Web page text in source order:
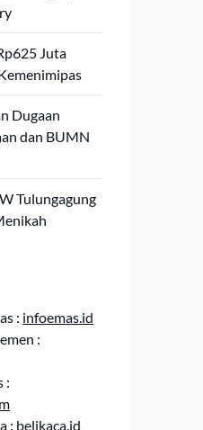
Juta
Dugaan
dan BUMN
Tulungagung
: infoemas.id
:
:
: belikaca.id